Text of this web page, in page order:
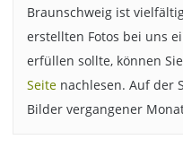
Braunschweig ist
erstellten Fotos bei uns
erfüllen sollte, können
Seitenachlesen. Auf der
Bilder vergangener